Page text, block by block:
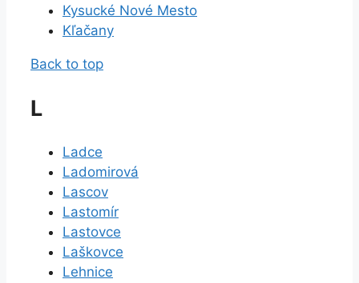
Kysucké Nové Mesto
Kľačany
Back to top
L
Ladce
Ladomirová
Lascov
Lastomír
Lastovce
Laškovce
Lehnice